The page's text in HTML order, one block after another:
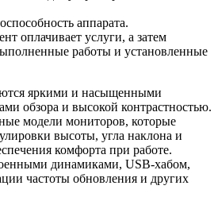
аппарата.
оплачивает услуги, а затем
работы и установленные
яркими и насыщенными
обзора и высокой контрастностью.
модели мониторов, которые
высоты, угла наклона и
комфорта при работе.
динамиками, USB-хабом,
частоты обновления и других